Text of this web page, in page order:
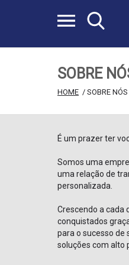
SOBRE
HOME / SOBRE NÓS
É um prazer ter
Somos uma
uma relação de
personalizada.
Crescendo a cada
conquistados
para o sucesso de
soluções com alto